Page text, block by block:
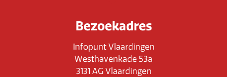
Bezoekadres
Infopunt Vlaardingen
Westhavenkade 53a
3131 AG Vlaardingen